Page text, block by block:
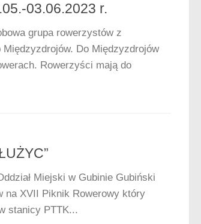
03.06.2023 r.
grupa rowerzystów z
Do Międzyzdrojów
Rowerzyści mają do
Miejski w Gubinie Gubiński
na XVII Piknik Rowerowy który
stanicy PTTK...